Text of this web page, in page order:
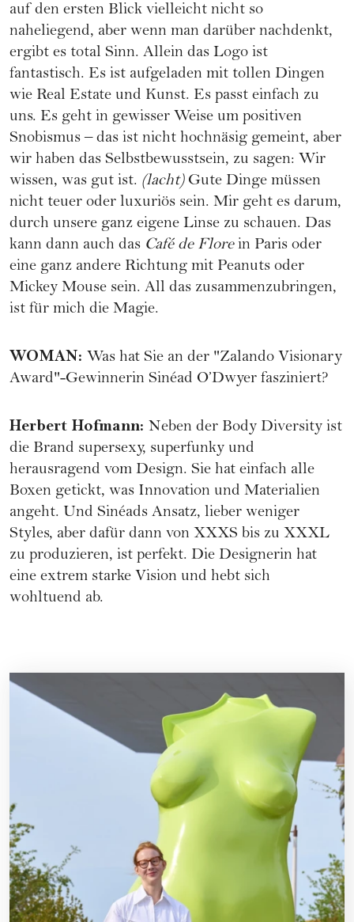
auf den ersten Blick vielleicht nicht so
naheliegend, aber wenn man darüber nachdenkt,
ergibt es total Sinn. Allein das Logo ist
fantastisch. Es ist aufgeladen mit tollen Dingen
wie Real Estate und Kunst. Es passt einfach zu
uns. Es geht in gewisser Weise um positiven
Snobismus – das ist nicht hochnäsig gemeint, aber
wir haben das Selbstbewusstsein, zu sagen: Wir
wissen, was gut ist. (lacht)Gute Dinge müssen
nicht teuer oder luxuriös sein. Mir geht es darum,
durch unsere ganz eigene Linse zu schauen. Das
kann dann auch das Café de Florein Paris oder
eine ganz andere Richtung mit Peanuts oder
Mickey Mouse sein. All das zusammenzubringen,
ist für mich die Magie.
WOMAN: Was hat Sie an der "Zalando Visionary
Award"-Gewinnerin Sinéad O’Dwyer fasziniert?
Herbert Hofmann: Neben der Body Diversity ist
die Brand supersexy, superfunky und
herausragend vom Design. Sie hat einfach alle
Boxen getickt, was Innovation und Materialien
angeht. Und Sinéads Ansatz, lieber weniger
Styles, aber dafür dann von XXXS bis zu XXXL
zu produzieren, ist perfekt. Die Designerin hat
eine extrem starke Vision und hebt sich
wohltuend ab.